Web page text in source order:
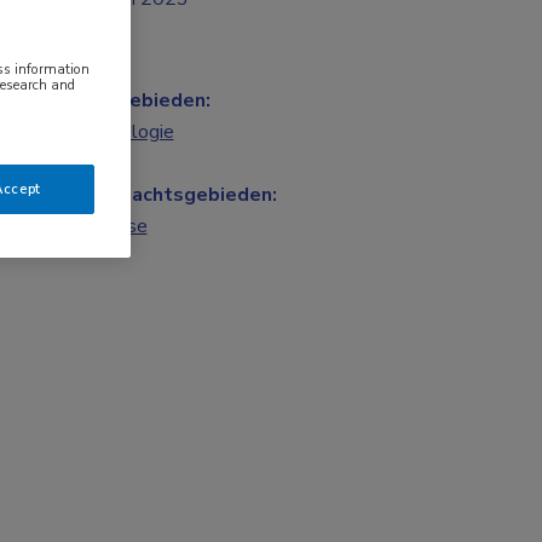
Vakgebieden:
Nefrologie
Aandachtsgebieden:
Dialyse
information
and